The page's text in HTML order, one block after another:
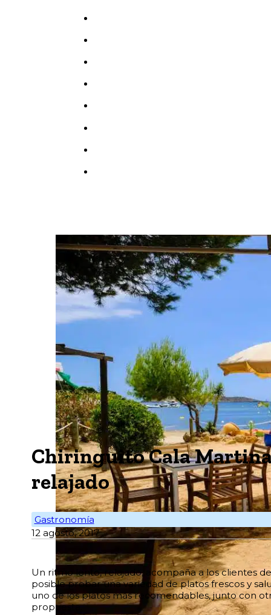
Chiringuito Cala
relajado
Gastronomía
12 agosto, 2017
Un ritmo lento, relajado, acompaña a los clientes
posible probar una variedad de platos frescos y
uno de los platos más recomendables, junto con
propuesta.